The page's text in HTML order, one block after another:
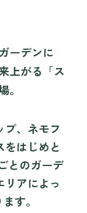
ーデンに
上がる「ス
プ、ネモフ
をはじめと
とのガーデ
アによっ
す。